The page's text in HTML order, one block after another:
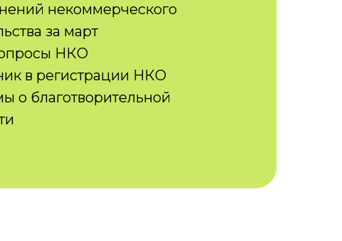
некоммерческого
за март
НКО
в регистрации НКО
о благотворительной